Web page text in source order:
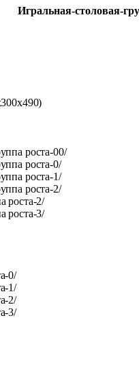
Игральная-столовая-
роста-00/
роста-0/
роста-1/
роста-2/
роста-2/
роста-3/
0/
1/
2/
3/